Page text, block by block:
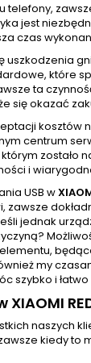
jest
czas
uszkodzenia
które
ta
się okazać
kosztów
centrum
zostało
i
USB w
jednak
my
i
naszych
kiedy to